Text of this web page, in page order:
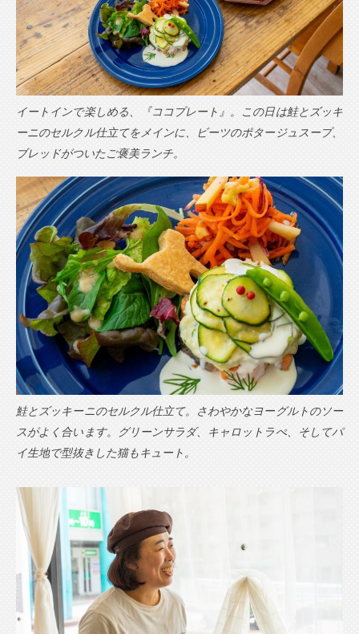
イートインで楽しめる、『ココプレート』。この日は鮭とズッキ
ーニのセルクル仕立てをメインに、ビーツのポタージュスープ、
ブレッドがついたご褒美ランチ。
鮭とズッキーニのセルクル仕立て。さわやかなヨーグルトのソー
スがよく合います。グリーンサラダ、キャロットラぺ、そしてパ
イ生地で型抜きした猫もキュート。